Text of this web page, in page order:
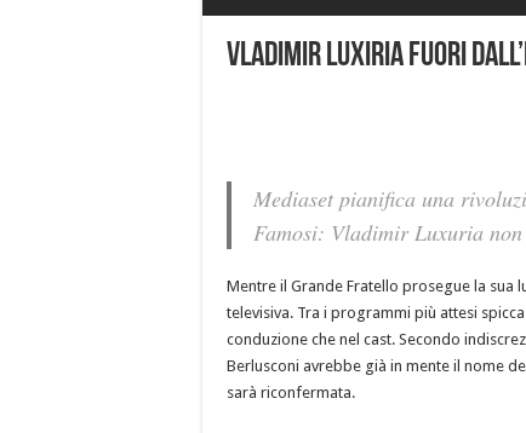
Vladimir Luxiria Fuori
Mediaset pianifica una
Famosi: Vladimir Luxuria
Mentre il Grande Fratello prosegue la sua
televisiva. Tra i programmi più attesi
conduzione che nel cast. Secondo
Berlusconi avrebbe già in mente il nome
sarà riconfermata.